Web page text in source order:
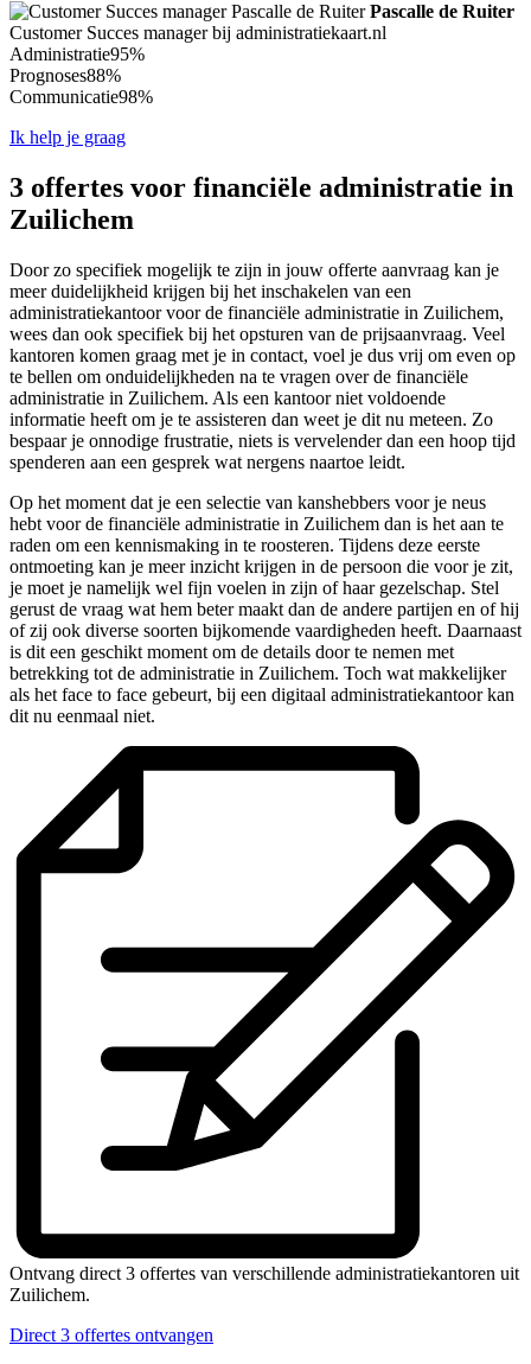
Pascalle de Ruiter
Customer Succes manager bij administratiekaart.nl
Administratie95%
Prognoses88%
Communicatie98%
Ik help je graag
3 offertes voor financiële administratie in
Zuilichem
Door zo specifiek mogelijk te zijn in jouw offerte aanvraag kan je
meer duidelijkheid krijgen bij het inschakelen van een
administratiekantoor voor de financiële administratie in Zuilichem,
wees dan ook specifiek bij het opsturen van de prijsaanvraag. Veel
kantoren komen graag met je in contact, voel je dus vrij om even op
te bellen om onduidelijkheden na te vragen over de financiële
administratie in Zuilichem. Als een kantoor niet voldoende
informatie heeft om je te assisteren dan weet je dit nu meteen. Zo
bespaar je onnodige frustratie, niets is vervelender dan een hoop tijd
spenderen aan een gesprek wat nergens naartoe leidt.
Op het moment dat je een selectie van kanshebbers voor je neus
hebt voor de financiële administratie in Zuilichem dan is het aan te
raden om een kennismaking in te roosteren. Tijdens deze eerste
ontmoeting kan je meer inzicht krijgen in de persoon die voor je zit,
je moet je namelijk wel fijn voelen in zijn of haar gezelschap. Stel
gerust de vraag wat hem beter maakt dan de andere partijen en of hij
of zij ook diverse soorten bijkomende vaardigheden heeft. Daarnaast
is dit een geschikt moment om de details door te nemen met
betrekking tot de administratie in Zuilichem. Toch wat makkelijker
als het face to face gebeurt, bij een digitaal administratiekantoor kan
dit nu eenmaal niet.
Ontvang direct 3 offertes van verschillende administratiekantoren uit
Zuilichem.
Direct 3 offertes ontvangen